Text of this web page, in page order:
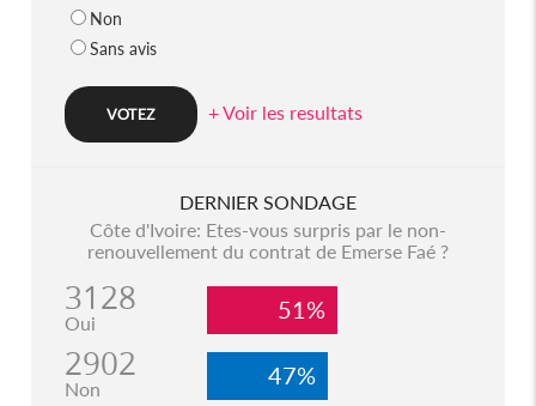
Non
Sans avis
+ Voir les resultats
DERNIER SONDAGE
Côte d'Ivoire: Etes-vous surpris par le non-
renouvellement du contrat de Emerse Faé ?
3128
Oui 51%
2902
Non 47%